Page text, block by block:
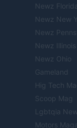
Newz Florida
Newz New
Newz
Newz Illinois
Newz Ohio
Gameland
Hig Tech
Scoop Mag
Lgbtqia
Motors